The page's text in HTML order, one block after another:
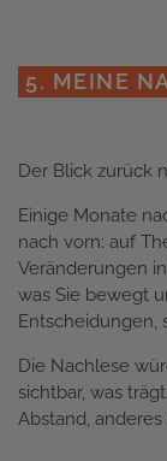
5. MEINE
Der Blick zurück
Einige Monate
nach vorn: auf
Veränderungen
was Sie bewegt
Entscheidungen,
Die Nachlese
sichtbar, was
Abstand,